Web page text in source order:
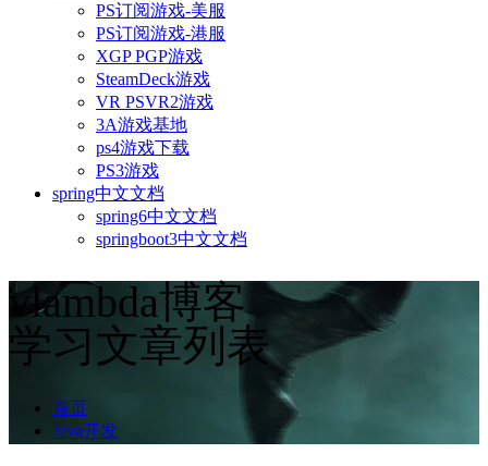
PS订阅游戏-美服
PS订阅游戏-港服
XGP PGP游戏
SteamDeck游戏
VR PSVR2游戏
3A游戏基地
ps4游戏下载
PS3游戏
spring中文文档
spring6中文文档
springboot3中文文档
vlambda博客
学习文章列表
首页
Java开发